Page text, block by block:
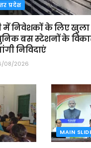
प्रदेश
में निवेशकों के लिए खुला
बस स्टेशनों के
निविदाएं
08/2026
MAIN